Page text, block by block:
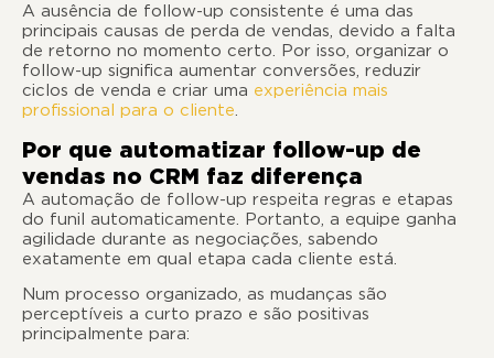
A ausência de follow-up consistente é uma das
principais causas de perda de vendas, devido a falta
de retorno no momento certo. Por isso, organizar o
follow-up significa aumentar conversões, reduzir
ciclos de venda e criar uma experiência mais
profissional para o cliente.
Por que automatizar follow-up de
vendas no CRM faz diferença
A automação de follow-up respeita regras e etapas
do funil automaticamente. Portanto, a equipe ganha
agilidade durante as negociações, sabendo
exatamente em qual etapa cada cliente está.
Num processo organizado, as mudanças são
perceptíveis a curto prazo e são positivas
principalmente para: